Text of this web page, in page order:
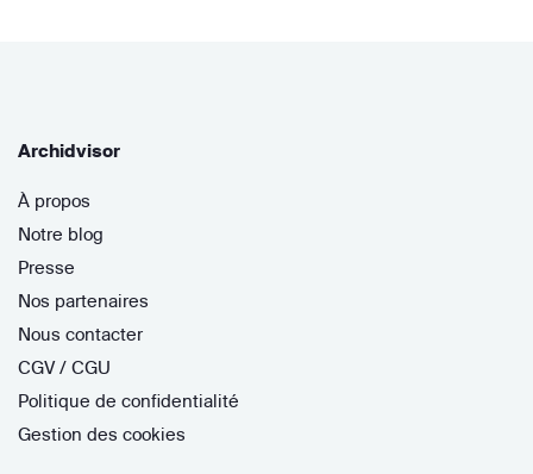
Archidvisor
À propos
Notre blog
Presse
Nos partenaires
Nous contacter
CGV / CGU
Politique de confidentialité
Gestion des cookies